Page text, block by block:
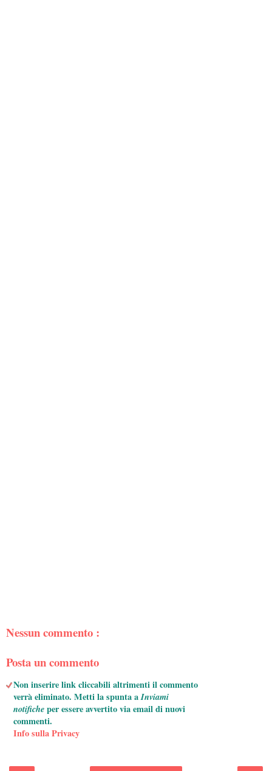
Nessun commento :
Posta un commento
Non inserire link cliccabili altrimenti il commento
verrà eliminato. Metti la spunta aInviami
notificheper essere avvertito via email di nuovi
commenti.
Info sulla Privacy